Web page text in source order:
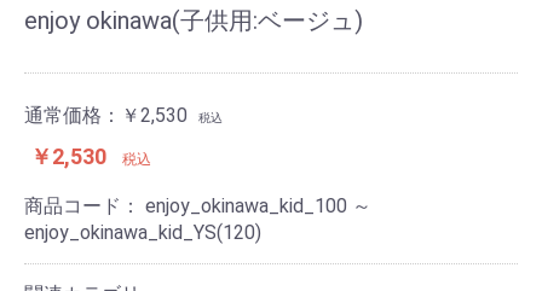
enjoy okinawa(子供用:ベージュ)
通常価格： ￥2,530 税込
￥2,530 税込
商品コード： enjoy_okinawa_kid_100 ～
enjoy_okinawa_kid_YS(120)